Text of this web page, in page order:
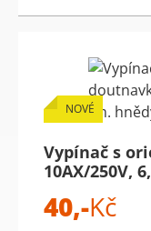
NOVÉ
Vypínač s
10AX/250V,
40,-Kč